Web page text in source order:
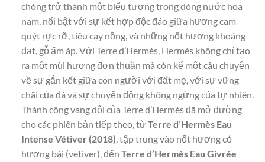
chóng trở thành một biểu tượng trong dòng nước hoa
nam, nổi bật với sự kết hợp độc đáo giữa hương cam
quýt rực rỡ, tiêu cay nồng, và những nốt hương khoáng
đạt, gỗ ấm áp. Với Terre d’Hermès, Hermès không chỉ tạo
ra một mùi hương đơn thuần mà còn kể một câu chuyện
về sự gắn kết giữa con người với đất mẹ, với sự vững
chãi của đá và sự chuyển động không ngừng của tự nhiên.
Thành công vang dội của Terre d’Hermès đã mở đường
cho các phiên bản tiếp theo, từTerre d’Hermès Eau
Intense Vétiver (2018), tập trung vào nốt hương cỏ
hương bài (vetiver), đến Terre d’Hermès Eau Givrée